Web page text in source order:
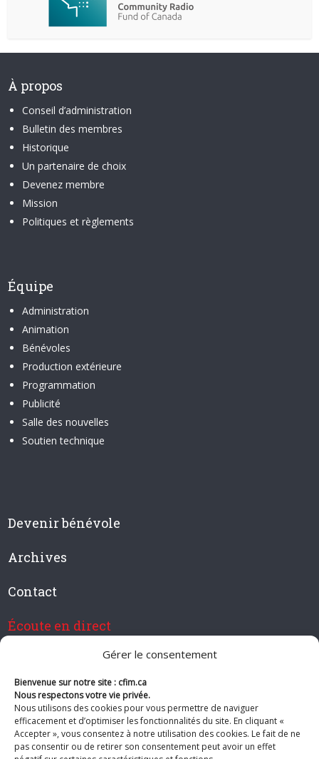
Gérer le consentement
Bienvenue sur notre site : cfim.ca
Nous respectons votre vie privée.
Nous utilisons des cookies pour vous permettre de naviguer
efficacement et d’optimiser les fonctionnalités du site. En cliquant «
Accepter », vous consentez à notre utilisation des cookies. Le fait de ne
pas consentir ou de retirer son consentement peut avoir un effet
À propos
Conseil d’administration
Bulletin des membres
Historique
Un partenaire de choix
Devenez membre
Mission
Politiques et règlements
Équipe
Administration
Animation
Bénévoles
Production extérieure
Programmation
Publicité
Salle des nouvelles
Soutien technique
Devenir bénévole
Archives
Contact
Écoute en direct
Devenir membre de CFIM